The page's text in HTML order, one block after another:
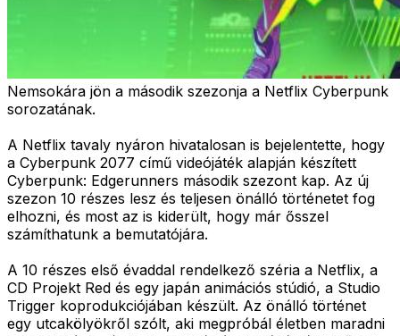
Nemsokára jön a második szezonja a Netflix Cyberpunk
sorozatának.
A Netflix tavaly nyáron hivatalosan is bejelentette, hogy
a Cyberpunk 2077 című videójáték alapján készített
Cyberpunk: Edgerunners második szezont kap. Az új
szezon 10 részes lesz és teljesen önálló történetet fog
elhozni, és most az is kiderült, hogy már ősszel
számíthatunk a bemutatójára.
A 10 részes első évaddal rendelkező széria a Netflix, a
CD Projekt Red és egy japán animációs stúdió, a Studio
Trigger koprodukciójában készült. Az önálló történet
egy utcakölyökről szólt, aki megpróbál életben maradni